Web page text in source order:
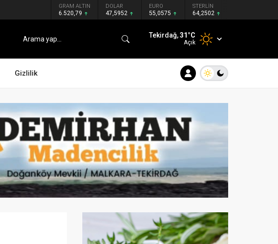
GRAM ALTIN
6.520,79
DOLAR
47,5952
EURO
55,0575
STERLİN
64,2502
Tekirdağ,31°C
Açık
Gizlilik